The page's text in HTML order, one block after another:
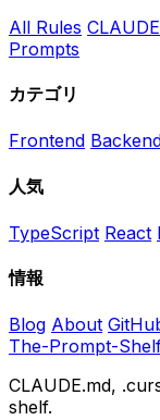
All Rules
Prompts
カテゴリ
Frontend
人気
TypeScript React
情報
Blog About
The-Prompt-
CLAUDE.md,
shelf.